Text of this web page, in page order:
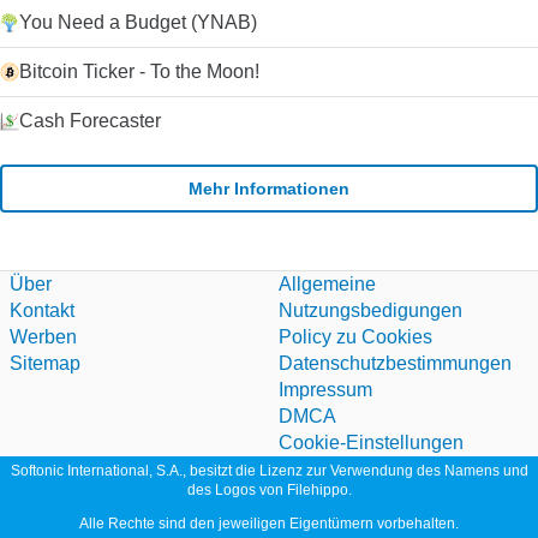
Microsoft im Jahr 2011 hat die Plattform weiter stabilisiert und
für seinen alternden Nachrichtendienst Windows Live
Download-Schaltfläche, um es auszuprobieren. Microsoft
erlaubt nicht mehr das Hosting seiner
You Need a Budget (YNAB)
Bitcoin Ticker - To the Moon!
Cash Forecaster
Mehr Informationen
Über
Kontakt
Werben
Sitemap
Allgemeine
Nutzungsbedigungen
Policy zu Cookies
Datenschutzbestimmungen
Impressum
DMCA
Cookie-Einstellungen
Softonic International, S.A., besitzt die Lizenz zur Verwendung des Namens und
des Logos von Filehippo.
Alle Rechte sind den jeweiligen Eigentümern vorbehalten.